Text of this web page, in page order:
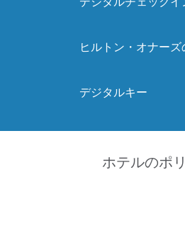
ヒルトン・オナーズ
デジタルキー
ホテルのポ